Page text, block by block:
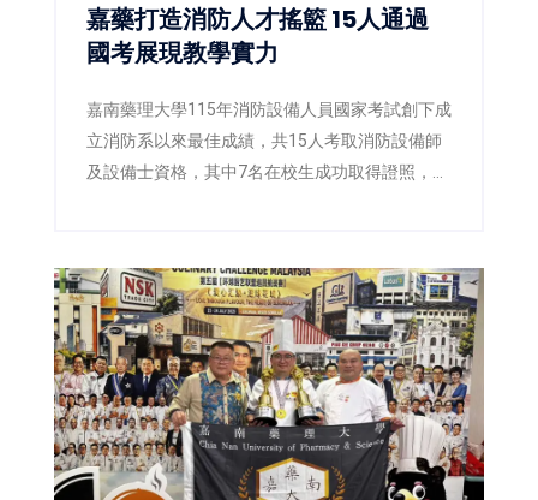
嘉藥打造消防人才搖籃 15人通過
國考展現教學實力
嘉南藥理大學115年消防設備人員國家考試創下成
立消防系以來最佳成績，共15人考取消防設備師
及設備士資格，其中7名在校生成功取得證照，展